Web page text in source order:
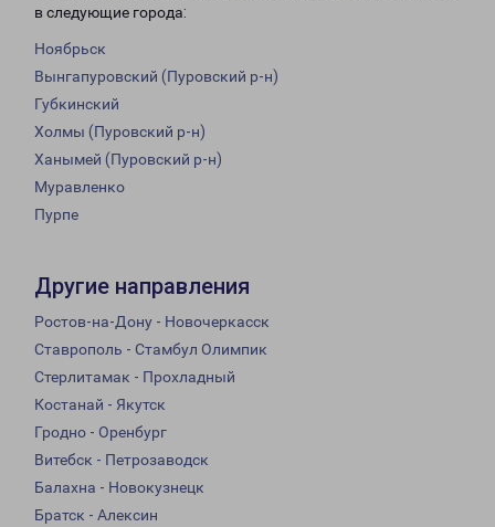
в следующие города:
Ноябрьск
Вынгапуровский (Пуровский р-н)
Губкинский
Холмы (Пуровский р-н)
Ханымей (Пуровский р-н)
Муравленко
Пурпе
Другие направления
Ростов-на-Дону - Новочеркасск
Ставрополь - Стамбул Олимпик
Стерлитамак - Прохладный
Костанай - Якутск
Гродно - Оренбург
Витебск - Петрозаводск
Балахна - Новокузнецк
Братск - Алексин